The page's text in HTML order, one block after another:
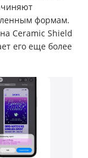
формам.
Ceramic Shield
его еще более